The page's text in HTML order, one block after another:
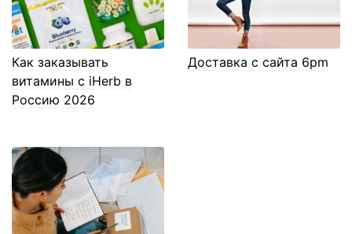
Как заказывать
витамины с iHerb в
Россию 2026
Доставка с сайта 6pm